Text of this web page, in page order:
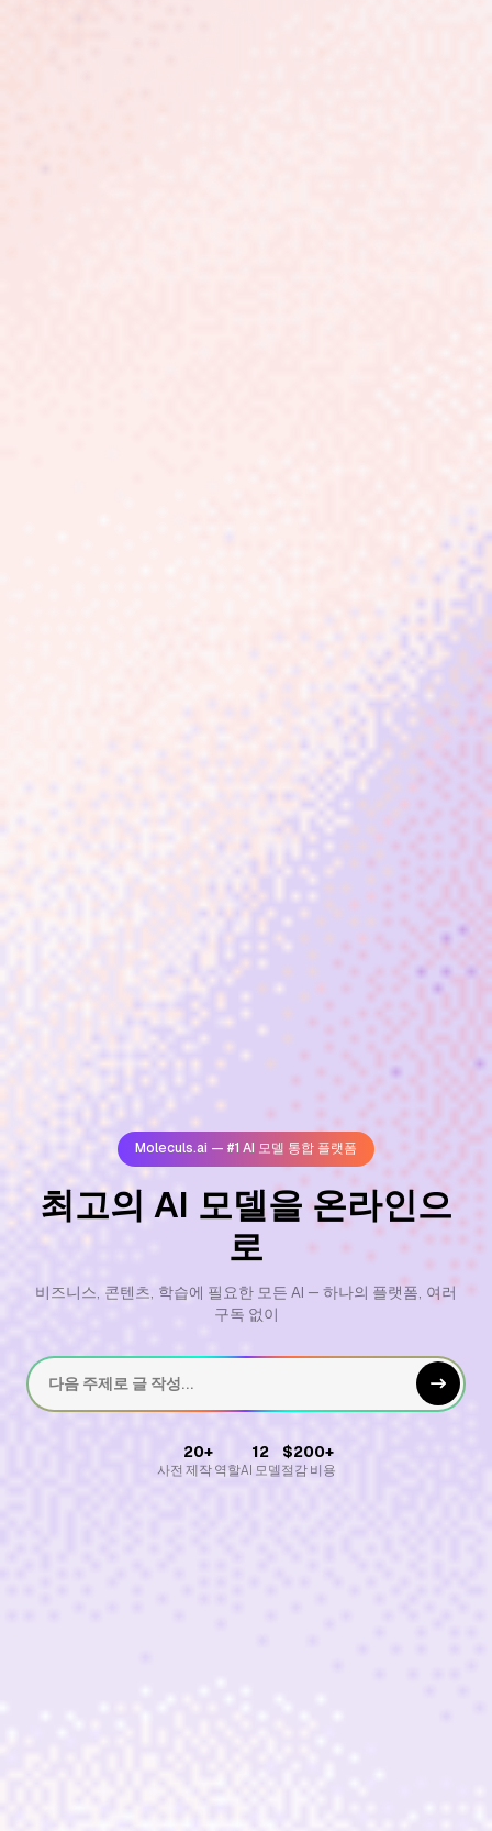
Moleculs.ai — #1 AI 모델 통합 플랫폼
최고의 AI 모델을 온라인으
로
비즈니스, 콘텐츠, 학습에 필요한 모든 AI — 하나의 플랫폼, 여러
구독 없이
다음 주제로 글 작성...
20+
사전 제작 역할
12
AI 모델
$200+
절감 비용